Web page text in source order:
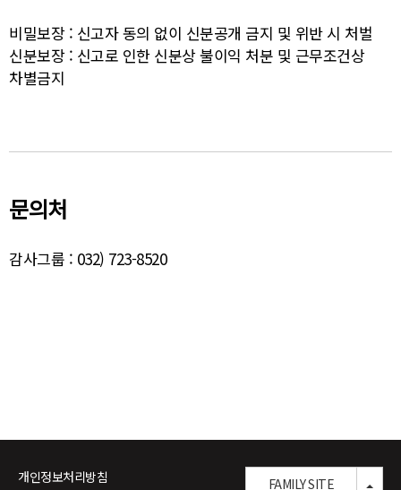
비밀보장 : 신고자 동의 없이 신분공개 금지 및 위반 시 처벌
신분보장 : 신고로 인한 신분상 불이익 처분 및 근무조건상
차별금지
문의처
감사그룹 : 032) 723-8520
개인정보처리방침 FAMILY SITE